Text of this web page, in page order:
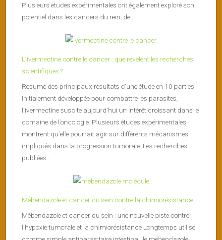
Plusieurs études expérimentales ont également exploré son
potentiel dans les cancers du rein, de...
L’ivermectine contre le cancer : que révèlent les recherches
scientifiques ?
Résumé des principaux résultats d’une étude en 10 parties
Initialement développée pour combattre les parasites,
l’ivermectine suscite aujourd’hui un intérêt croissant dans le
domaine de l’oncologie. Plusieurs études expérimentales
montrent qu’elle pourrait agir sur différents mécanismes
impliqués dans la progression tumorale. Les recherches
publiées...
Mébendazole et cancer du sein contre la chimiorésistance
Mébendazole et cancer du sein : une nouvelle piste contre
l’hypoxie tumorale et la chimiorésistance Longtemps utilisé